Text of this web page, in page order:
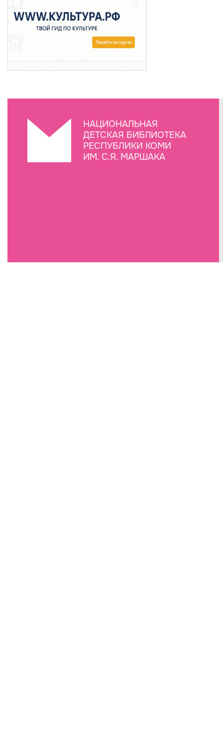
НАЦИОНАЛЬНАЯ
ДЕТСКАЯ БИБЛИОТЕКА
РЕСПУБЛИКИ КОМИ
ИМ. С.Я. МАРШАКА